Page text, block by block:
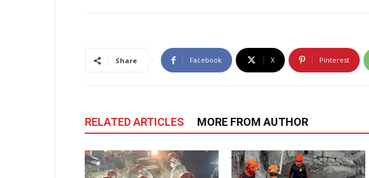
Share Facebook X Pinterest
RELATED ARTICLES MORE FROM AUTHOR